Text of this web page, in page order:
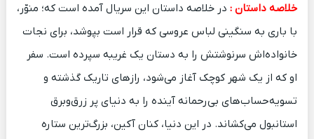
خلاصه داستان :در خلاصه داستان این سریال آمده است که؛ منوّر،
با باری به سنگینی لباس عروسی که قرار است بپوشد، برای نجات
خانواده‌اش سرنوشتش را به دستان یک غریبه سپرده است. سفر
او که از یک شهر کوچک آغاز می‌شود، رازهای تاریک گذشته و
تسویه‌حساب‌های بی‌رحمانه آینده را به دنیای پر زرق‌وبرق
استانبول می‌کشاند. در این دنیا، کنان آکین، بزرگ‌ترین ستاره